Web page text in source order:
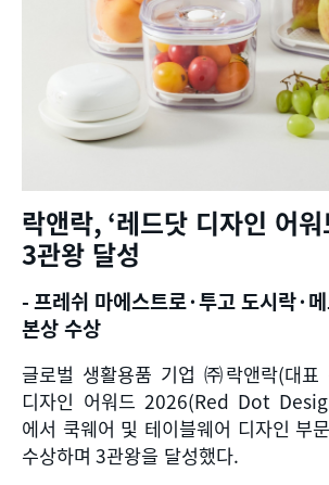
락앤락, ‘레드닷 디자인 어워
3관왕 달성
-프레쉬 마에스트로·투고 도시락·
본상 수상
글로벌 생활용품 기업 ㈜락앤락(대표
디자인 어워드 2026(Red Dot
에서 쿡웨어 및 테이블웨어 디자인 부
수상하며 3관왕을 달성했다.